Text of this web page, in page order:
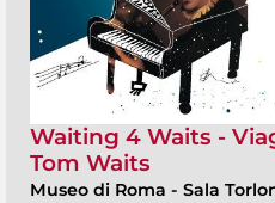
Waiting 4 Waits -
Tom Waits
Museo di Roma - Sala